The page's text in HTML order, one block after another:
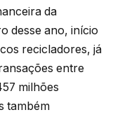
da
desse ano, início
recicladores, já
entre
milhões
também